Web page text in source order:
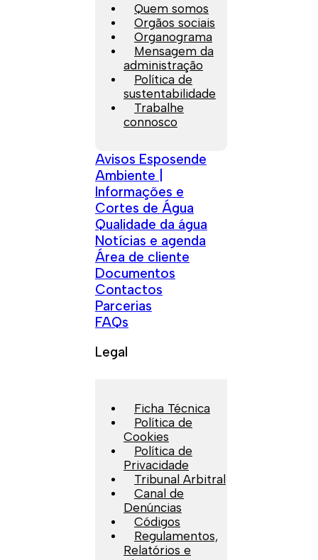
Quem somos
Orgãos sociais
Organograma
Mensagem da
administração
Política de
sustentabilidade
Trabalhe
connosco
Avisos Esposende
Ambiente |
Informações e
Cortes de Água
Qualidade da água
Notícias e agenda
Área de cliente
Documentos
Contactos
Parcerias
FAQs
Legal
Ficha Técnica
Política de
Cookies
Política de
Privacidade
Tribunal Arbitral
Canal de
Denúncias
Códigos
Regulamentos,
Relatórios e